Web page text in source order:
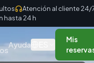
Atención al cliente 24/
hasta 24 h
Ayuda
Mis